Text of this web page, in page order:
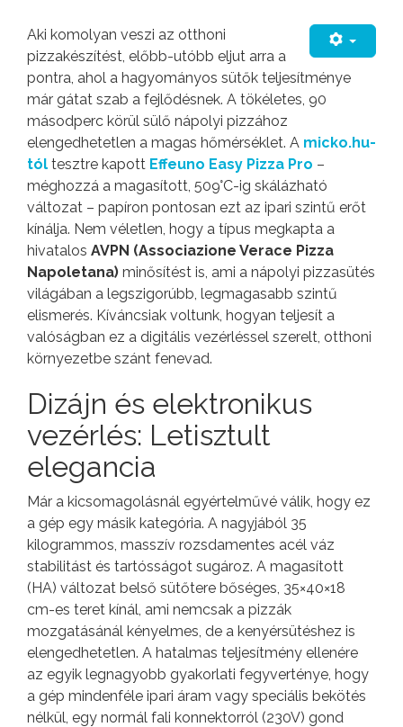
Aki komolyan veszi az otthoni
pizzakészítést, előbb-utóbb eljut arra a
pontra, ahol a hagyományos sütők teljesítménye
már gátat szab a fejlődésnek. A tökéletes, 90
másodperc körül sülő nápolyi pizzához
elengedhetetlen a magas hőmérséklet. A micko.hu-
tól tesztre kapott Effeuno Easy Pizza Pro –
méghozzá a magasított, 509°C-ig skálázható
változat – papíron pontosan ezt az ipari szintű erőt
kínálja. Nem véletlen, hogy a típus megkapta a
hivatalos AVPN (Associazione Verace Pizza
Napoletana) minősítést is, ami a nápolyi pizzasütés
világában a legszigorúbb, legmagasabb szintű
elismerés. Kíváncsiak voltunk, hogyan teljesít a
valóságban ez a digitális vezérléssel szerelt, otthoni
környezetbe szánt fenevad.
Dizájn és elektronikus
vezérlés: Letisztult
elegancia
Már a kicsomagolásnál egyértelművé válik, hogy ez
a gép egy másik kategória. A nagyjából 35
kilogrammos, masszív rozsdamentes acél váz
stabilitást és tartósságot sugároz. A magasított
(HA) változat belső sütőtere bőséges, 35×40×18
cm-es teret kínál, ami nemcsak a pizzák
mozgatásánál kényelmes, de a kenyérsütéshez is
elengedhetetlen. A hatalmas teljesítmény ellenére
az egyik legnagyobb gyakorlati fegyverténye, hogy
a gép mindenféle ipari áram vagy speciális bekötés
nélkül, egy normál fali konnektorról (230V) gond